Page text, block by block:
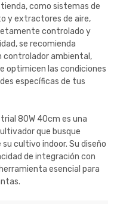
como sistemas de
y extractores de aire,
controlado y
se recomienda
controlador ambiental,
optimicen las condiciones
específicas de tus
80W 40cm es una
que busque
cultivo indoor. Su diseño
de integración con
esencial para